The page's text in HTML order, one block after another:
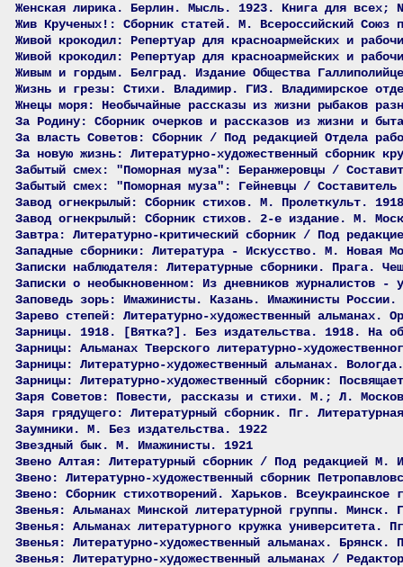
Женская лирика. Берлин. Мысль. 1923. Книга для всех;
Жив Крученых!: Сборник статей. М. Всероссийский Союз
Живой крокодил: Репертуар для красноармейских и
Живой крокодил: Репертуар для красноармейских и
Живым и гордым. Белград. Издание Общества
Жизнь и грезы: Стихи. Владимир. ГИЗ. Владимирское
Жнецы моря: Необычайные рассказы из жизни рыбаков
За Родину: Сборник очерков и рассказов из жизни и
За власть Советов: Сборник / Под редакцией Отдела
За новую жизнь: Литературно-художественный сборник
Забытый смех: "Поморная муза": Беранжеровцы /
Забытый смех: "Поморная муза": Гейневцы /
Завод огнекрылый: Сборник стихов. М. Пролеткульт. 1918
Завод огнекрылый: Сборник стихов. 2-е издание. М.
Завтра: Литературно-критический сборник / Под
Западные сборники: Литература - Искусство. М. Новая
Записки наблюдателя: Литературные сборники. Прага.
Записки о необыкновенном: Из дневников
Заповедь зорь: Имажинисты. Казань. Имажинисты России.
Зарево степей: Литературно-художественный альманах.
Зарницы. 1918. [Вятка?]. Без издательства. 1918. На
Зарницы: Альманах Тверского литературно-
Зарницы: Литературно-художественный альманах.
Зарницы: Литературно-художественный сборник:
Заря Советов: Повести, рассказы и стихи. М.; Л.
Заря грядущего: Литературный сборник. Пг.
Заумники. М. Без издательства. 1922
Звездный бык. М. Имажинисты. 1921
Звено Алтая: Литературный сборник / Под редакцией М.
Звено: Литературно-художественный сборник
Звено: Сборник стихотворений. Харьков. Всеукраинское
Звенья: Альманах Минской литературной группы. Минск.
Звенья: Альманах литературного кружка университета.
Звенья: Литературно-художественный альманах. Брянск.
Звенья: Литературно-художественный альманах /